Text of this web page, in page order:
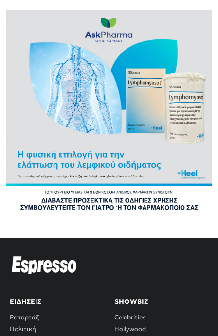
ΕΙΔΉΣΕΙΣ
Ρεπορτάζ
Πολιτική
SHOWBIZ
Celebrities
Hollywood